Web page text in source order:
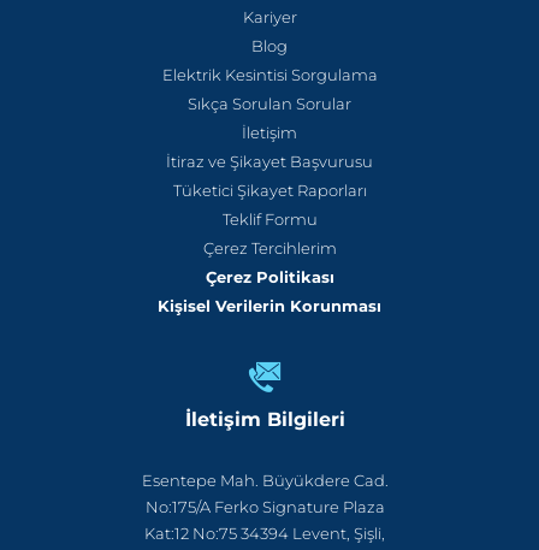
Kariyer
Blog
Elektrik Kesintisi Sorgulama
Sıkça Sorulan Sorular
İletişim
İtiraz ve Şikayet Başvurusu
Tüketici Şikayet Raporları
Teklif Formu
Çerez Tercihlerim
Çerez Politikası
Kişisel Verilerin Korunması
İletişim Bilgileri
Esentepe Mah. Büyükdere Cad.
No:175/A Ferko Signature Plaza
Kat:12 No:75 34394 Levent, Şişli,